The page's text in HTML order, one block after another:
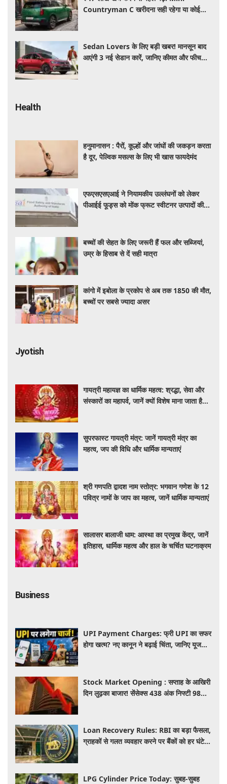
Countryman C खरीदना सही रहेगा या कोई
Sedan Lovers के लिए बड़ी खबर! मानसून बाद
आएंगी 3 नई सेडान कारें, जानिए कीमत और फीचर्स
Health
हनुमानासन : पैरों, कूल्हों और जांघों की जकड़न करता
है दूर, पेल्विक मसल्स के लिए भी खास फायदेमंद
एफएसएसएआई ने नियामकीय उल्लंघनों को लेकर
पीआईई फूड्स को मोंक फ्रूट स्वीटनर उत्पादों की
बच्चों की सेहत के लिए जरूरी हैं फल और सब्जियां,
उम्र के हिसाब से दें सही मात्रा
कांगो में इबोला के प्रकोप से अब तक 1850 की मौत,
बच्चों पर सबसे ज्यादा असर
Jyotish
गायत्री महायज्ञ का धार्मिक महत्व: श्रद्धा, सेवा और
संस्कारों का महापर्व, जानें क्यों विशेष माना जाता है
सुपरफास्ट गायत्री मंत्र: जानें गायत्री मंत्र का
महत्व, जप की विधि और धार्मिक मान्यताएं
श्री गणपति द्वादश नाम स्तोत्र: भगवान गणेश के 12
पवित्र नामों के जाप का महत्व, जानें धार्मिक मान्यताएं
सालासर बालाजी धाम: आस्था का प्रमुख केंद्र, जानें
इतिहास, धार्मिक महत्व और हाल के चर्चित घटनाक्रम
Business
UPI Payment Charges: फ्री UPI का सफर
होगा खत्म? नए कानून ने बढ़ाई चिंता, जानिए यूजर्स
Stock Market Opening : सप्ताह के आखिरी
दिन लुढ़का बाजार! सेंसेक्स 438 अंक निफ्टी 98
Loan Recovery Rules: RBI का बड़ा फैसला,
ग्राहकों से गलत व्यवहार करने पर बैंकों को हर घंटे
LPG Cylinder Price Today: सुबह-सुबह